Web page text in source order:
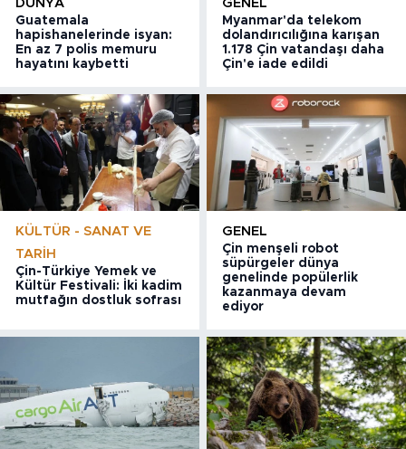
DÜNYA
Guatemala
hapishanelerinde isyan:
En az 7 polis memuru
hayatını kaybetti
GENEL
Myanmar'da telekom
dolandırıcılığına karışan
1.178 Çin vatandaşı daha
Çin'e iade edildi
KÜLTÜR - SANAT VE
TARIH
Çin-Türkiye Yemek ve
Kültür Festivali: İki kadim
mutfağın dostluk sofrası
GENEL
Çin menşeli robot
süpürgeler dünya
genelinde popülerlik
kazanmaya devam
ediyor